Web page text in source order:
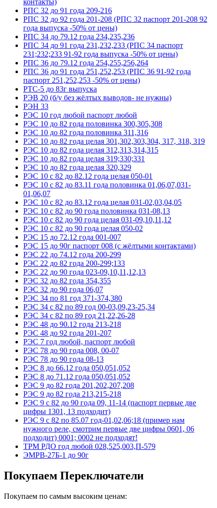
контакты)
РПС 32 до 91 года 209-216
РПС 32 до 92 года 201-208 (РПС 32 паспорт 201-208 92
года выпуска -50% от цены)
РПС 34 до 79.12 года 234,235,236
РПС 34 до 91 года 231,232,233 (РПС 34 паспорт
231;232;233 91-92 года выпуска -50% от цены)
РПС 36 до 79.12 года 254,255,256,264
РПС 36 до 91 года 251,252,253 (РПС 36 91-92 года
паспорт 251,252,253 -50% от цены)
РТС-5 до 83г выпуска
РЭВ 20 (б/у без жёлтых выводов- не нужны)
РЭН 33
РЭС 10 год любой паспорт любой
РЭС 10 до 82 года половинка 300,305,308
РЭС 10 до 82 года половинка 311,316
РЭС 10 до 82 года целая 301,302,303,304, 317, 318, 319
РЭС 10 до 82 года целая 312,313,314,315
РЭС 10 до 82 года целая 319;330;331
РЭС 10 до 82 года целая 320,329
РЭС 10 с 82 до 82.12 года целая 050-01
РЭС 10 с 82 до 83.11 года половинка 01,06,07,031-
01,06,07
РЭС 10 с 82 до 83.12 года целая 031-02,03,04,05
РЭС 10 с 82 до 90 года половинка 031-08,13
РЭС 10 с 82 до 90 года целая 031-09,10,11,12
РЭС 10 с 82 до 90 года целая 050-02
РЭС 15 до 72.12 года 001-007
РЭС 15 до 90г паспорт 008 (с жёлтыми контактами)
РЭС 22 до 74.12 года 200-299
РЭС 22 до 82 года 200-299;133
РЭС 22 до 90 года 023-09,10,11,12,13
РЭС 32 до 82 года 354,355
РЭС 32 до 90 года 06,07
РЭС 34 по 81 год 371-374,380
РЭС 34 с 82 по 89 год 00-03,09,23-25,34
РЭС 34 с 82 по 89 год 21,22,26-28
РЭС 48 до 90.12 года 213-218
РЭС 48 до 92 года 201-207
РЭС 7 год любой, паспорт любой
РЭС 78 до 90 года 008, 00-07
РЭС 78 до 90 года 08-13
РЭС 8 до 66.12 года 050,051,052
РЭС 8 до 71.12 года 050,051,052
РЭС 9 до 82 года 201,202,207,208
РЭС 9 до 82 года 213,215-218
РЭС 9 с 82 до 90 года 09, 11-14 (паспорт первые две
цифры 1301, 13 подходит)
РЭС 9 с 82 по 85.07 год-01,02,06;18 (пример нам
нужного реле, смотрим первые две цифры 0601, 06
подходит) 0001; 0002 не подходят!
ТРМ РДО год любой 028,525,003,П-579
ЭМРВ-27Б-1 до 90г
Покупаем Переключатели
Покупаем по самым высоким ценам: